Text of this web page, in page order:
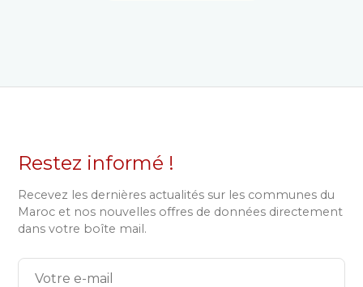
Restez informé !
Recevez les dernières actualités sur les communes du
Maroc et nos nouvelles offres de données directement
dans votre boîte mail.